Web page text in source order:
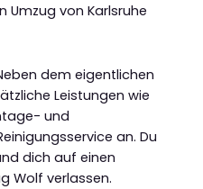
Umzug von Karlsruhe
dem eigentlichen
Leistungen wie
und
an. Du
dich auf einen
Wolf verlassen.